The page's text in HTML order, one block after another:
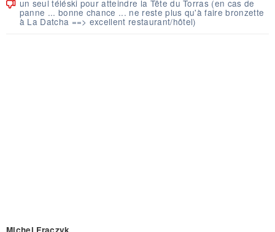
un seul téléski pour atteindre la Tête du Torras (en cas de
panne ... bonne chance ... ne reste plus qu'à faire bronzette
à La Datcha ==> excellent restaurant/hôtel)